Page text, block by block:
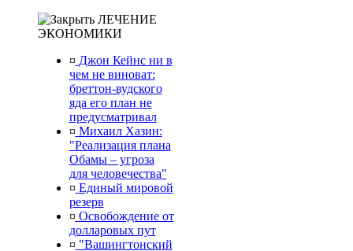
ЛЕЧЕНИЕ
ЭКОНОМИКИ
¤ Джон Кейнс ни в
чем не виноват:
бреттон-вудского
яда его план не
предусматривал
¤ Михаил Хазин:
"Реализация плана
Обамы – угроза
для человечества"
¤ Единый мировой
резерв
¤ Освобождение от
долларовых пут
¤ "Вашингтонский